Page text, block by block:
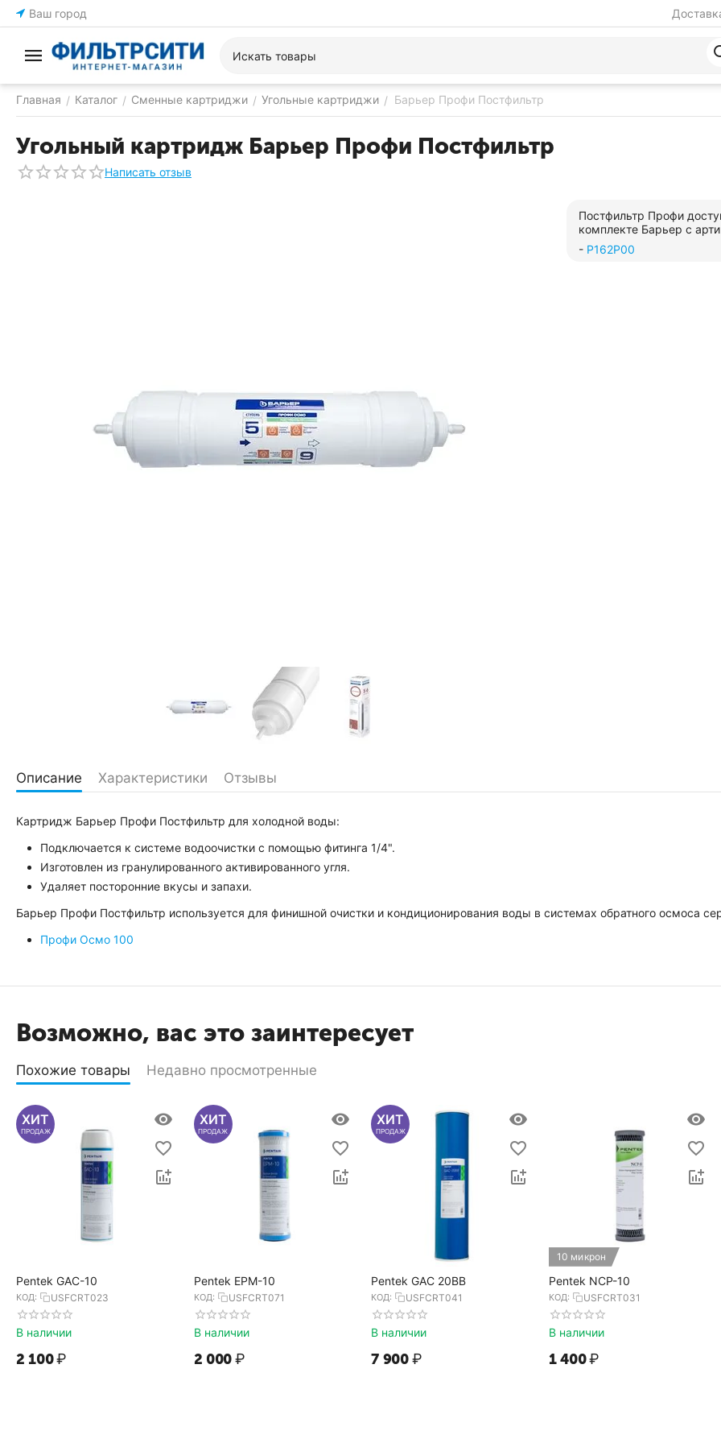
Ваш город
Главная / Каталог / Сменные картриджи / Угольные картриджи / Барьер Профи Постфильтр
Угольный картридж Барьер Профи Постфильтр
Написать отзыв
Постфильтр Профи
комплекте Барьер с
- Р162Р00
Описание Характеристики Отзывы
Картридж Барьер Профи Постфильтр для холодной воды:
Подключается к системе водоочистки с помощью фитинга 1/4".
Изготовлен из гранулированного активированного угля.
Удаляет посторонние вкусы и запахи.
Барьер Профи Постфильтр используется для финишной очистки и кондиционирования воды в системах обратного осмоса
Профи Осмо 100
Возможно, вас это заинтересует
Похожие товары Недавно просмотренные
ХИТ
ПРОДАЖ
Pentek GAC-10
КОД: USFCRT023
В наличии
2 100₽
ХИТ
ПРОДАЖ
Pentek EPM-10
КОД: USFCRT071
В наличии
2 000₽
ХИТ
ПРОДАЖ
Pentek GAC 20BB
КОД: USFCRT041
В наличии
7 900 ₽
10 микрон
Pentek NCP-10
КОД: USFCRT031
В наличии
1 400₽